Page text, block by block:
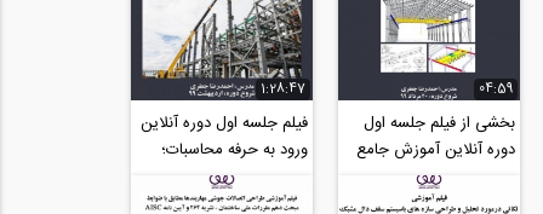
04:59
بخشی از فیلم جلسه اول
دوره آنلاین آموزش جامع
طراحی سوله در SAP
1:28:47
فیلم جلسه اول دوره آنلاین
ورود به حرفه محاسبات؛
طراحی سازه های فولادی